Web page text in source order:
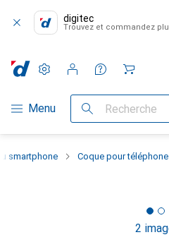
digitec
Trouvez et commandez
Navigation par catégorie
Menu Recherche
Paramètres
Compte client
Listes de comparaison
Listes d'envies
Panier
smartphone Coque pour
2